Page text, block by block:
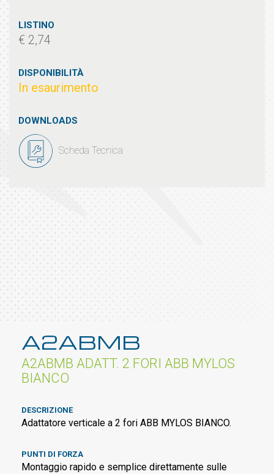
LISTINO
€ 2,74
DISPONIBILITÀ
In esaurimento
DOWNLOADS
Scheda Tecnica
A2ABMB
A2ABMB ADATT. 2 FORI ABB MYLOS
BIANCO
DESCRIZIONE
Adattatore verticale a 2 fori ABB MYLOS BIANCO.
PUNTI DI FORZA
Montaggio rapido e semplice direttamente sulle